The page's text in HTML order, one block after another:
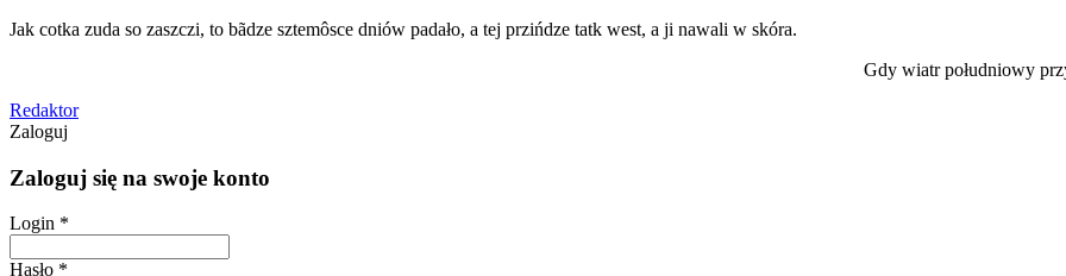
Jak cotka zuda so zaszczi, to bãdze sztemôsce dniów padało, a tej przińdze tatk west, a ji nawali w skóra.
Gdy wiatr południowy
Redaktor
Zaloguj
Zaloguj się na swoje konto
Login *
Hasło *